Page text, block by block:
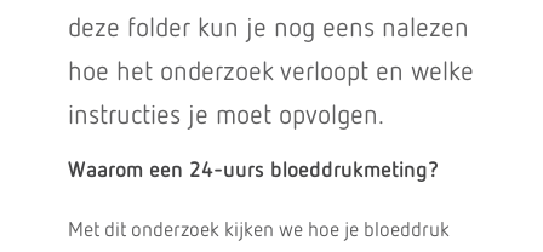
deze folder kun je nog eens nalezen
hoe het onderzoek verloopt en welke
instructies je moet opvolgen.
Waarom een 24-uurs bloeddrukmeting?
Met dit onderzoek kijken we hoe je bloeddruk